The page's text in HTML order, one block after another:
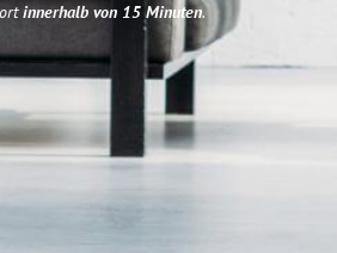
innerhalb von 15 Minuten.